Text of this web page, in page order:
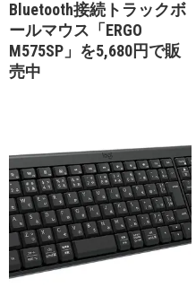
Bluetooth接続トラックボ
ールマウス「ERGO
M575SP」を5,680円で販
売中